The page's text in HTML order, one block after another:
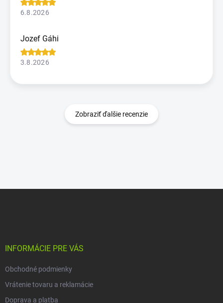
6.8.2026
Jozef Gáhi
3.8.2026
Zobraziť ďalšie recenzie
INFORMÁCIE PRE VÁS
Obchodné podmienky
Vrátenie tovaru a reklamácie
Doprava a platba